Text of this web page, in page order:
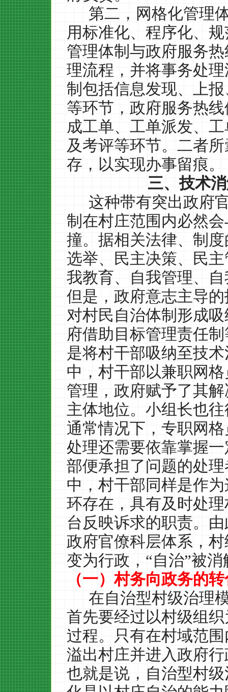
第二，网格化管理
用标准化、程序化、
管理体制与政府服务
理流程，并将事务处
制包括信息发现、上
等环节，政府服务热
成工单、工单派发、
及考评等环节。二者
存，以实现办事留痕。
三、技术
这种带有突出政府
制在村庄范围内必然
撞。据相关法律、制
选举、民主决策、民
我教育、自我管理、
但是，政府意志主导
对村民自治体制形成
府借助目标管理责任
是将村干部吸纳至技
中，村干部以兼职网
管理，政府赋予了其
主体地位。小组长也
通常情况下，专职网
处理还需要依靠掌握
部便承担了问题的处
中，村干部同样是作
环存在，具有及时处
台反映诉求的职责。
政府官僚科层体系，
变为行政，“自治”被消
（一）村务向政务的
在自治型村级治理
首先要经过以村级组
过程。只有在村域范
溢出村庄并进入政府
也就是说，自治型村